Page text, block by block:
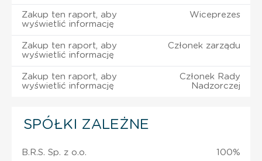
Zakup ten raport, aby
wyświetlić informację
Wiceprezes
Zakup ten raport, aby
wyświetlić informację
Członek zarządu
Zakup ten raport, aby
wyświetlić informację
Członek Rady
Nadzorczej
SPÓŁKI ZALEŻNE
B.R.S. Sp. z o.o. 100%